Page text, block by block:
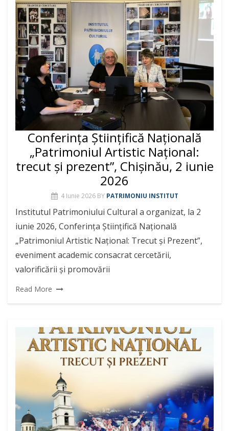
Conferința Științifică Națională
„Patrimoniul Artistic Național:
trecut și prezent”, Chișinău, 2 iunie
2026
4 Iunie 2026 BY PATRIMONIU INSTITUT
Institutul Patrimoniului Cultural a organizat, la 2
iunie 2026, Conferința Științifică Națională
„Patrimoniul Artistic Național: Trecut și Prezent”,
eveniment academic consacrat cercetării,
valorificării și promovării
Read More